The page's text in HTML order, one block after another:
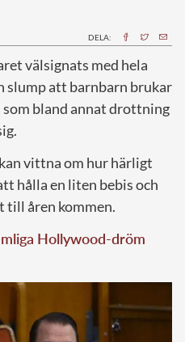
DELA:
välsignats med hela
slump att barnbarn brukar
bland annat drottning
vittna om hur härligt
hålla en liten bebis och
till åren kommen.
Hollywood-dröm